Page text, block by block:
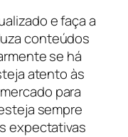
e faça a
conteúdos
se há
atento às
para
sempre
expectativas